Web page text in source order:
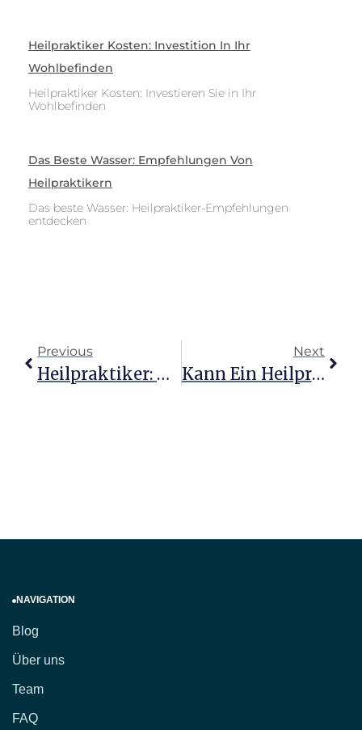
Heilpraktiker Kosten: Investition In Ihr
Wohlbefinden
Heilpraktiker Kosten: Investieren Sie in Ihr
Wohlbefinden
Das Beste Wasser: Empfehlungen Von
Heilpraktikern
Das beste Wasser: Heilpraktiker-Empfehlungen
entdecken
Previous
Heilpraktiker: Wann Sie Von Ihrer Expertise Profitieren
Next
Kann Ein Heilpraktiker Wirklich Helfen Entdecke Die Möglichkeiten
NAVIGATION
Blog
Über uns
Team
FAQ